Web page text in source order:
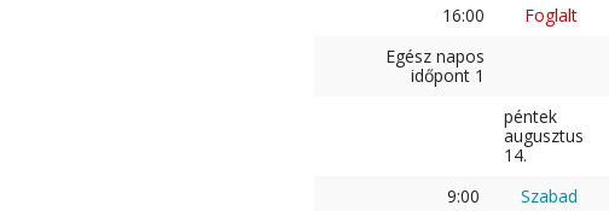
16:00
Foglalt
Egész napos
időpont 1
péntek
augusztus
14.
9:00
Szabad